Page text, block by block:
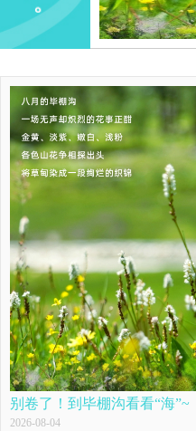
别卷了！到毕棚沟看看“海”~
2026-08-04